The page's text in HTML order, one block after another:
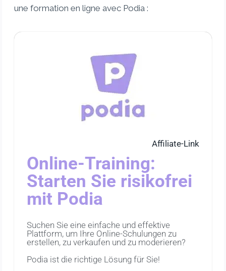
une formation en ligne avec Podia :
Affiliate-Link
Online-Training:
Starten Sie risikofrei
mit Podia
Suchen Sie eine einfache und effektive
Plattform, um Ihre Online-Schulungen zu
erstellen, zu verkaufen und zu moderieren?
Podia ist die richtige Lösung für Sie!